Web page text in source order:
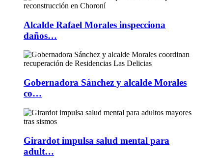
Alcalde Rafael Morales inspecciona
daños…
Gobernadora Sánchez y alcalde Morales
co…
Girardot impulsa salud mental para
adult…